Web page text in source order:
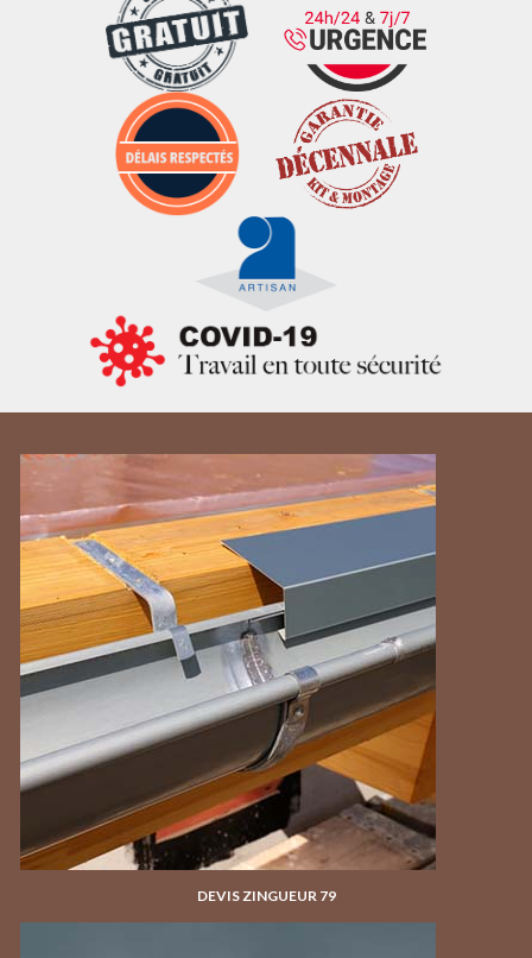
DEVIS ZINGUEUR 79